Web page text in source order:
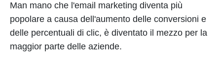
Man mano che l'email marketing diventa più
popolare a causa dell'aumento delle conversioni e
delle percentuali di clic, è diventato il mezzo per la
maggior parte delle aziende.